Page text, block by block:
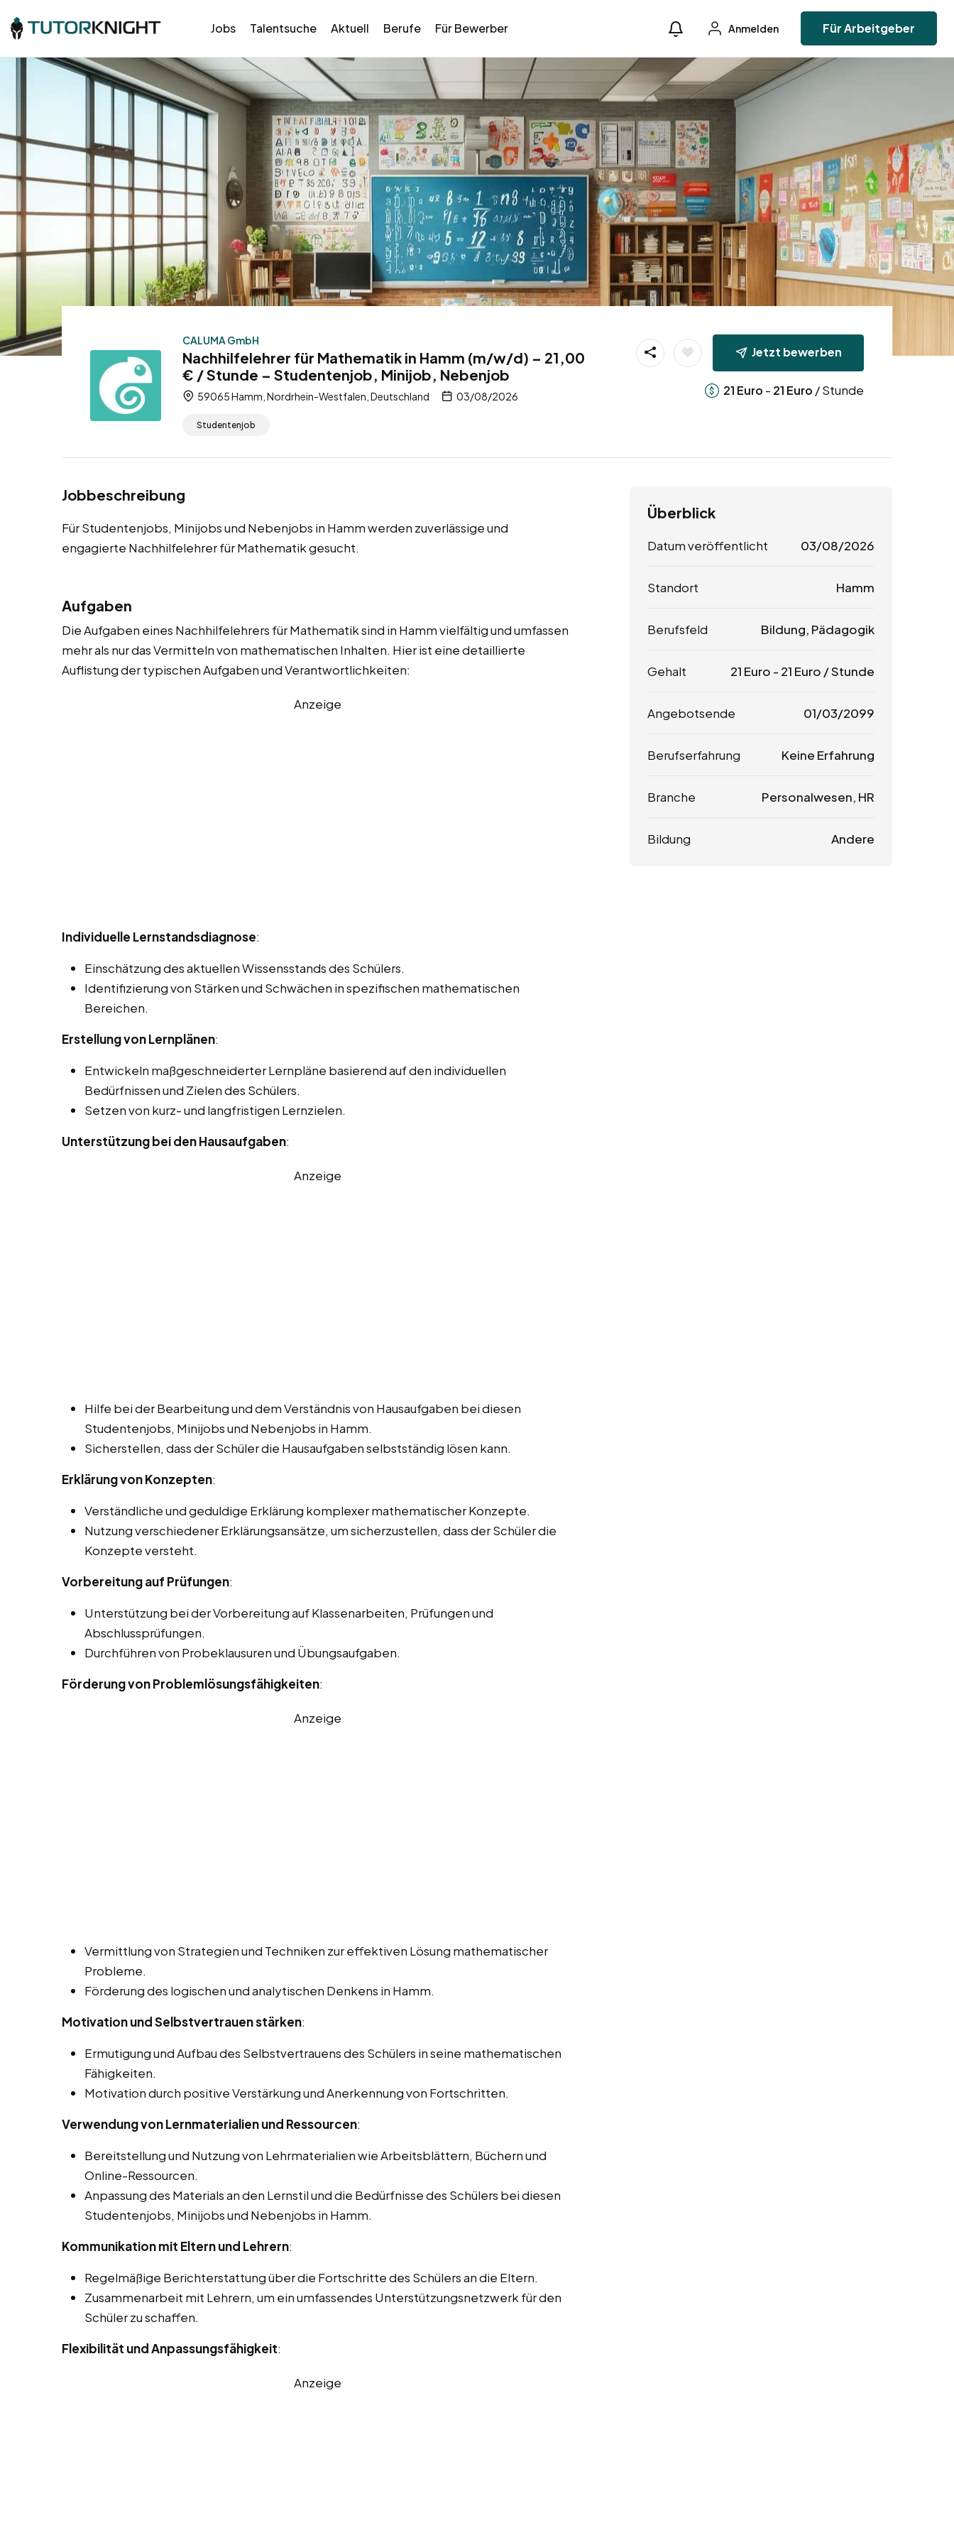
Jobs Talentsuche Aktuell Berufe Für Bewerber Anmelden Für Arbeitgeber
CALUMA GmbH
Nachhilfelehrer für Mathematik in Hamm (m/w/d) – 21,00
€ / Stunde – Studentenjob, Minijob, Nebenjob
59065 Hamm, Nordrhein-Westfalen, Deutschland 03/08/2026
Studentenjob
Jetzt bewerben
21 Euro - 21 Euro / Stunde
Jobbeschreibung
Für Studentenjobs, Minijobs und Nebenjobs in Hamm werden zuverlässige und
engagierte Nachhilfelehrer für Mathematik gesucht.
Aufgaben
Die Aufgaben eines Nachhilfelehrers für Mathematik sind in Hamm vielfältig und umfassen
mehr als nur das Vermitteln von mathematischen Inhalten. Hier ist eine detaillierte
Auflistung der typischen Aufgaben und Verantwortlichkeiten:
Anzeige
Individuelle Lernstandsdiagnose:
Einschätzung des aktuellen Wissensstands des Schülers.
Identifizierung von Stärken und Schwächen in spezifischen mathematischen
Bereichen.
Erstellung von Lernplänen:
Entwickeln maßgeschneiderter Lernpläne basierend auf den individuellen
Bedürfnissen und Zielen des Schülers.
Setzen von kurz- und langfristigen Lernzielen.
Unterstützung bei den Hausaufgaben:
Anzeige
Hilfe bei der Bearbeitung und dem Verständnis von Hausaufgaben bei diesen
Studentenjobs, Minijobs und Nebenjobs in Hamm.
Sicherstellen, dass der Schüler die Hausaufgaben selbstständig lösen kann.
Erklärung von Konzepten:
Verständliche und geduldige Erklärung komplexer mathematischer Konzepte.
Nutzung verschiedener Erklärungsansätze, um sicherzustellen, dass der Schüler die
Konzepte versteht.
Vorbereitung auf Prüfungen:
Unterstützung bei der Vorbereitung auf Klassenarbeiten, Prüfungen und
Abschlussprüfungen.
Durchführen von Probeklausuren und Übungsaufgaben.
Förderung von Problemlösungsfähigkeiten:
Anzeige
Vermittlung von Strategien und Techniken zur effektiven Lösung mathematischer
Probleme.
Förderung des logischen und analytischen Denkens in Hamm.
Motivation und Selbstvertrauen stärken:
Ermutigung und Aufbau des Selbstvertrauens des Schülers in seine mathematischen
Fähigkeiten.
Motivation durch positive Verstärkung und Anerkennung von Fortschritten.
Verwendung von Lernmaterialien und Ressourcen:
Bereitstellung und Nutzung von Lehrmaterialien wie Arbeitsblättern, Büchern und
Online-Ressourcen.
Anpassung des Materials an den Lernstil und die Bedürfnisse des Schülers bei diesen
Studentenjobs, Minijobs und Nebenjobs in Hamm.
Kommunikation mit Eltern und Lehrern:
Regelmäßige Berichterstattung über die Fortschritte des Schülers an die Eltern.
Zusammenarbeit mit Lehrern, um ein umfassendes Unterstützungsnetzwerk für den
Schüler zu schaffen.
Flexibilität und Anpassungsfähigkeit:
Anzeige
Überblick
Datum veröffentlicht 03/08/2026
Standort Hamm
Berufsfeld Bildung, Pädagogik
Gehalt 21 Euro - 21 Euro / Stunde
Angebotsende 01/03/2099
Berufserfahrung Keine Erfahrung
Branche Personalwesen, HR
Bildung Andere